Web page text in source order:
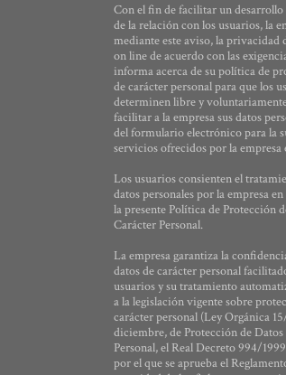
Con el fin de facilitar un
de la relación con los usuarios, la
mediante este aviso, la privacidad
on line de acuerdo con las
informa acerca de su política de
de carácter personal para que los
determinen libre y
facilitar a la empresa sus datos
del formulario electrónico para la
servicios ofrecidos por la
Los usuarios consienten el
datos personales por la empresa
la presente Política de Protección
Carácter Personal.
La empresa garantiza la
datos de carácter personal
usuarios y su tratamiento
a la legislación vigente sobre
carácter personal (Ley Orgánica
diciembre, de Protección de
Personal, el Real Decreto 994/
por el que se aprueba el